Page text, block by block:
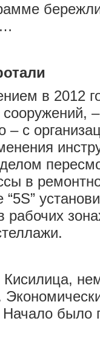
в 2012
– с
в
“5S”
рабочих
Начало было